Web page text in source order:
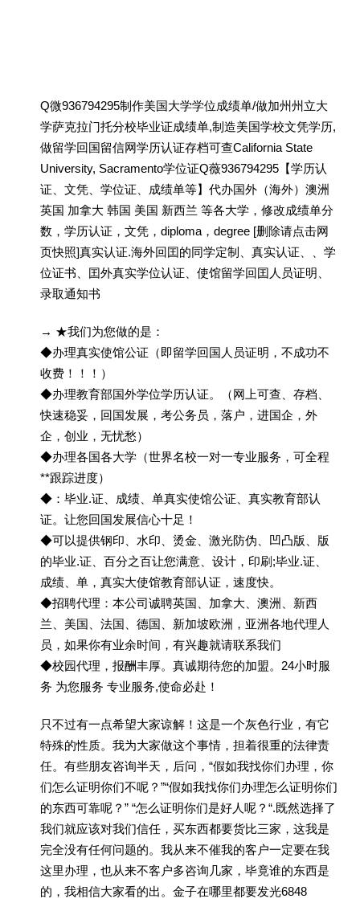
Q微936794295制作美国大学学位成绩单/做加州州立大
学萨克拉门托分校毕业证成绩单,制造美国学校文凭学历,
做留学回国留信网学历认证存档可查California State
University, Sacramento学位证Q薇936794295【学历认
证、文凭、学位证、成绩单等】代办国外（海外）澳洲
英国 加拿大 韩国 美国 新西兰 等各大学，修改成绩单分
数，学历认证，文凭，diploma，degree [删除请点击网
页快照]真实认证.海外回囯的同学定制、真实认证、、学
位证书、囯外真实学位认证、使馆留学回囯人员证明、
录取通知书
→ ★我们为您做的是：
◆办理真实使馆公证（即留学回国人员证明，不成功不
收费！！！）
◆办理教育部国外学位学历认证。（网上可查、存档、
快速稳妥，回国发展，考公务员，落户，进国企，外
企，创业，无忧愁）
◆办理各国各大学（世界名校一对一专业服务，可全程
**跟踪进度）
◆：毕业.证、成绩、单真实使馆公证、真实教育部认
证。让您回国发展信心十足！
◆可以提供钢印、水印、烫金、激光防伪、凹凸版、版
的毕业.证、百分之百让您满意、设计，印刷;毕业.证、
成绩、单，真实大使馆教育部认证，速度快。
◆招聘代理：本公司诚聘英国、加拿大、澳洲、新西
兰、美国、法国、德国、新加坡欧洲，亚洲各地代理人
员，如果你有业余时间，有兴趣就请联系我们
◆校园代理，报酬丰厚。真诚期待您的加盟。24小时服
务 为您服务 专业服务,使命必赴！
只不过有一点希望大家谅解！这是一个灰色行业，有它
特殊的性质。我为大家做这个事情，担着很重的法律责
任。有些朋友咨询半天，后问，“假如我找你们办理，你
们怎么证明你们不呢？”“假如我找你们办理怎么证明你们
的东西可靠呢？” “怎么证明你们是好人呢？“.既然选择了
我们就应该对我们信任，买东西都要货比三家，这我是
完全没有任何问题的。我从来不催我的客户一定要在我
这里办理，也从来不客户多咨询几家，毕竟谁的东西是
的，我相信大家看的出。金子在哪里都要发光6848